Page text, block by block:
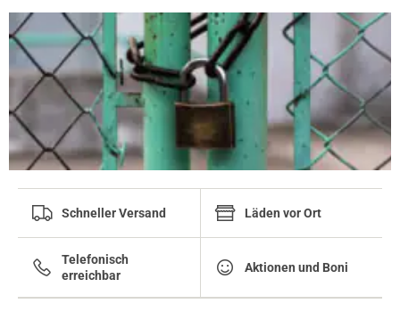
Schneller Versand Läden vor Ort
Telefonisch
erreichbar
Aktionen und Boni